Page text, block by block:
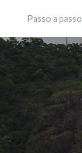
Passo a passo